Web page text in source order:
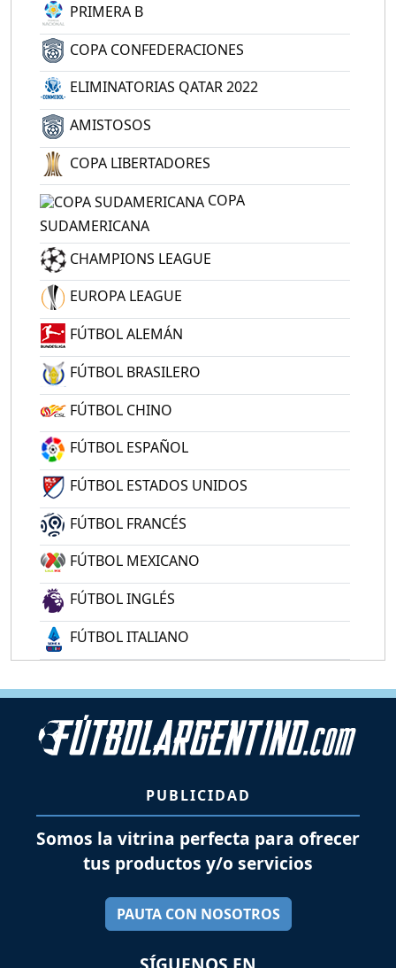
PRIMERA B
COPA CONFEDERACIONES
ELIMINATORIAS QATAR 2022
AMISTOSOS
COPA LIBERTADORES
COPA
SUDAMERICANA
CHAMPIONS LEAGUE
EUROPA LEAGUE
FÚTBOL ALEMÁN
FÚTBOL BRASILERO
FÚTBOL CHINO
FÚTBOL ESPAÑOL
FÚTBOL ESTADOS UNIDOS
FÚTBOL FRANCÉS
FÚTBOL MEXICANO
FÚTBOL INGLÉS
FÚTBOL ITALIANO
PUBLICIDAD
Somos la vitrina perfecta para ofrecer
tus productos y/o servicios
PAUTA CON NOSOTROS